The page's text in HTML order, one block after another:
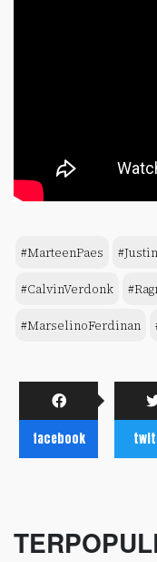
#MarteenPaes
#CalvinVerdonk
#MarselinoFerdinan
facebook